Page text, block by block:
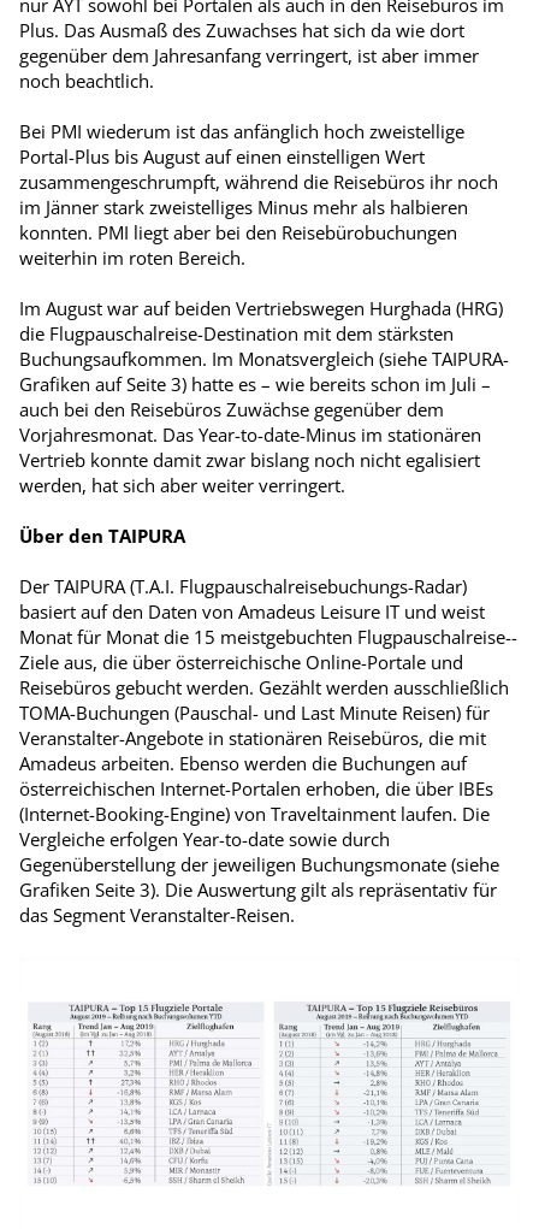
Plus. Das Ausmaß des Zuwachses hat sich da wie dort
gegenüber dem Jahresanfang verringert, ist aber immer
noch beachtlich.
Bei PMI wiederum ist das anfänglich hoch zweistellige
Portal-Plus bis August auf einen einstelligen Wert
zusammengeschrumpft, während die Reisebüros ihr noch
im Jänner stark zweistelliges Minus mehr als halbieren
konnten. PMI liegt aber bei den Reisebürobuchungen
weiterhin im roten Bereich.
Im August war auf beiden Vertriebswegen Hurghada (HRG)
die Flugpauschalreise-Destination mit dem stärksten
Buchungsaufkommen. Im Monatsvergleich (siehe TAIPURA-
Grafiken auf Seite 3) hatte es – wie bereits schon im Juli –
auch bei den Reisebüros Zuwächse gegenüber dem
Vorjahresmonat. Das Year-to-date-Minus im stationären
Vertrieb konnte damit zwar bislang noch nicht egalisiert
werden, hat sich aber weiter verringert.
Über den TAIPURA
Der TAIPURA (T.A.I. Flugpauschalreisebuchungs-Radar)
basiert auf den Daten von Amadeus Leisure IT und weist
Monat für Monat die 15 meistgebuchten Flugpauschalreise-­
Ziele aus, die über österreichische Online-Portale und
Reisebüros gebucht werden. Gezählt werden ausschließlich
TOMA-Buchungen (Pauschal- und Last Minute Reisen) für
Veranstalter-Angebote in stationären Reisebüros, die mit
Amadeus arbeiten. Ebenso werden die Buchungen auf
österreichischen Internet-Portalen erhoben, die über IBEs
(Internet-Booking-Engine) von Traveltainment laufen. Die
Vergleiche erfolgen Year-to-date sowie durch
Gegenüberstellung der jeweiligen Buchungsmonate (siehe
Grafiken Seite 3). Die Auswertung gilt als repräsentativ für
das Segment Veranstalter-Reisen.